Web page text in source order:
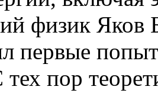
физик
первые
тех пор